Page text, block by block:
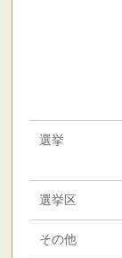
選挙
選挙区
その他